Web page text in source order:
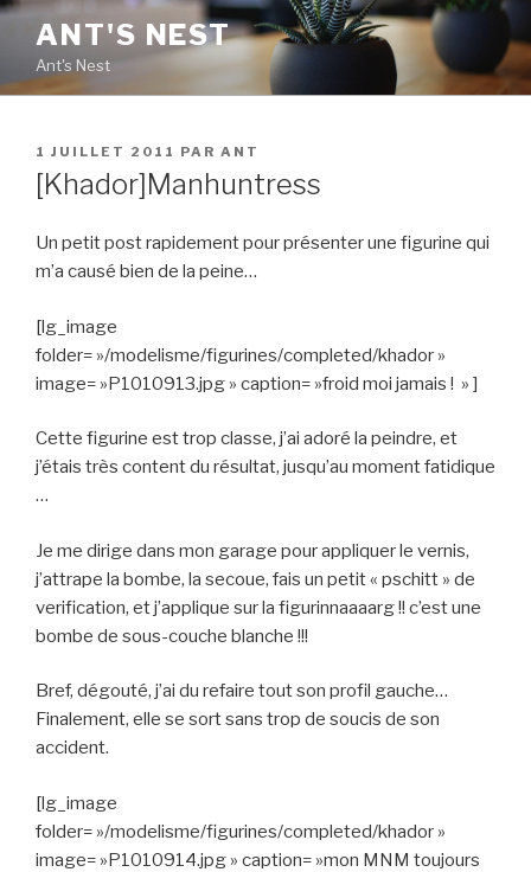
Aller
contenu
principal
ANT'S NEST
Ant's Nest
PUBLIÉ
LE
1 JUILLET 2011 PAR ANT
[Khador]Manhuntress
Un petit post rapidement pour présenter une figurine qui
m’a causé bien de la peine…
[lg_image
folder= »/modelisme/figurines/completed/khador »
image= »P1010913.jpg » caption= »froid moi jamais ! » ]
Cette figurine est trop classe, j’ai adoré la peindre, et
j’étais très content du résultat, jusqu’au moment fatidique
…
Je me dirige dans mon garage pour appliquer le vernis,
j’attrape la bombe, la secoue, fais un petit « pschitt » de
verification, et j’applique sur la figurinnaaaarg !! c’est une
bombe de sous-couche blanche !!!
Bref, dégouté, j’ai du refaire tout son profil gauche…
Finalement, elle se sort sans trop de soucis de son
accident.
[lg_image
folder= »/modelisme/figurines/completed/khador »
image= »P1010914.jpg » caption= »mon MNM toujours